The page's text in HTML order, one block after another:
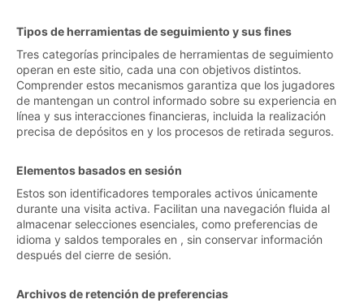
Tipos de herramientas de seguimiento y sus fines
Tres categorías principales de herramientas de seguimiento
operan en este sitio, cada una con objetivos distintos.
Comprender estos mecanismos garantiza que los jugadores
de mantengan un control informado sobre su experiencia en
línea y sus interacciones financieras, incluida la realización
precisa de depósitos en y los procesos de retirada seguros.
Elementos basados en sesión
Estos son identificadores temporales activos únicamente
durante una visita activa. Facilitan una navegación fluida al
almacenar selecciones esenciales, como preferencias de
idioma y saldos temporales en , sin conservar información
después del cierre de sesión.
Archivos de retención de preferencias